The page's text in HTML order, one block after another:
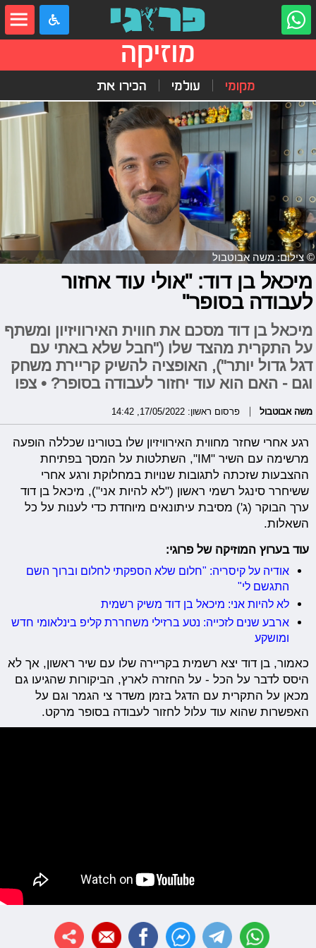
מוזיקה
מקומי עולמי הכירו את
© צילום: משה אבוטבול
מיכאל בן דוד: "אולי עוד אחזור
לעבודה בסופר"
מיכאל בן דוד מסכם את חווית האירוויזיון ומשתף
על התקרית מהצד שלו ("חבל שלא באתי עם
דגל גדול יותר"), האופציה להשיק קריירת משחק
וגם - האם הוא עוד יחזור לעבודה בסופר? • צפו
משה אבוטבול פרסום ראשון: 17/05/2022, 14:42
רגע אחרי שחזר מחווית האירוויזיון שלו בטורינו שכללה הופעה
מרשימה עם השיר "IM", השתלטות על המסך בפתיחת
ההצבעות שזכתה לתגובות שנויות במחלוקת ורגע אחרי
ששיחרר סינגל רשמי ראשון ("לא להיות אני"), מיכאל בן דוד
ערך הבוקר (ג') מסיבת עיתונאים מיוחדת כדי לענות על כל
השאלות.
עוד בערוץ המוזיקה של פרוגי:
אודיה על קיסריה: "חלום שלא הספקתי לחלום וברוך השם
התגשם לי"
לא להיות אני: מיכאל בן דוד משיק רשמית
ארבע שנים לזכייה: נטע ברזילי משחררת קליפ בינלאומי חדש
ומושקע
כאמור, בן דוד יצא רשמית בקריירה שלו עם שיר ראשון, אך לא
היסס לדבר על הכל - על החזרה לארץ, הביקורות שהגיעו גם
מכאן על התקרית עם הדגל בזמן משדר צי הגמר וגם על
האפשרות שהוא עוד עלול לחזור לעבודה בסופר מרקט.